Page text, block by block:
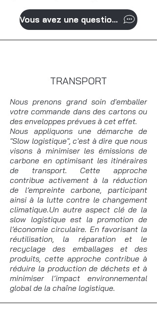
Vous avez une question?
TRANSPORT
Nous prenons grand soin d'emballer
votre commande dans des cartons ou
des enveloppes prévues à cet effet.
Nous appliquons une démarche de
"Slow logistique", c'est à dire que nous
visons à minimiser les émissions de
carbone en optimisant les itinéraires
de transport. Cette approche
contribue activement à la réduction
de l’empreinte carbone, participant
ainsi à la lutte contre le changement
climatique.Un autre aspect clé de la
slow logistique est la promotion de
l’économie circulaire. En favorisant la
réutilisation, la réparation et le
recyclage des emballages et des
produits, cette approche contribue à
réduire la production de déchets et à
minimiser l’impact environnemental
global de la chaîne logistique.